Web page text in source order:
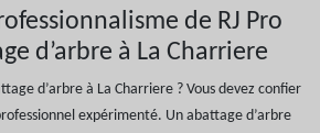
de RJ Pro
d’arbre à La Charriere
d’arbre à La Charriere ? Vous devez confier
expérimenté. Un abattage d’arbre